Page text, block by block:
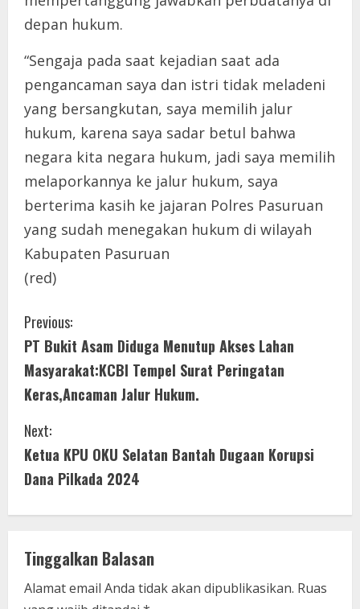
depan hukum.
“Sengaja pada saat kejadian saat ada
pengancaman saya dan istri tidak meladeni
yang bersangkutan, saya memilih jalur
hukum, karena saya sadar betul bahwa
negara kita negara hukum, jadi saya memilih
melaporkannya ke jalur hukum, saya
berterima kasih ke jajaran Polres Pasuruan
yang sudah menegakan hukum di wilayah
Kabupaten Pasuruan
(red)
C
o
n
t
i
n
u
e
R
Previous:
PT Bukit Asam Diduga Menutup Akses Lahan
Masyarakat:KCBI Tempel Surat Peringatan
Keras,Ancaman Jalur Hukum.
Next:
Ketua KPU OKU Selatan Bantah Dugaan Korupsi
Dana Pilkada 2024
Tinggalkan Balasan
Alamat email Anda tidak akan dipublikasikan. Ruas